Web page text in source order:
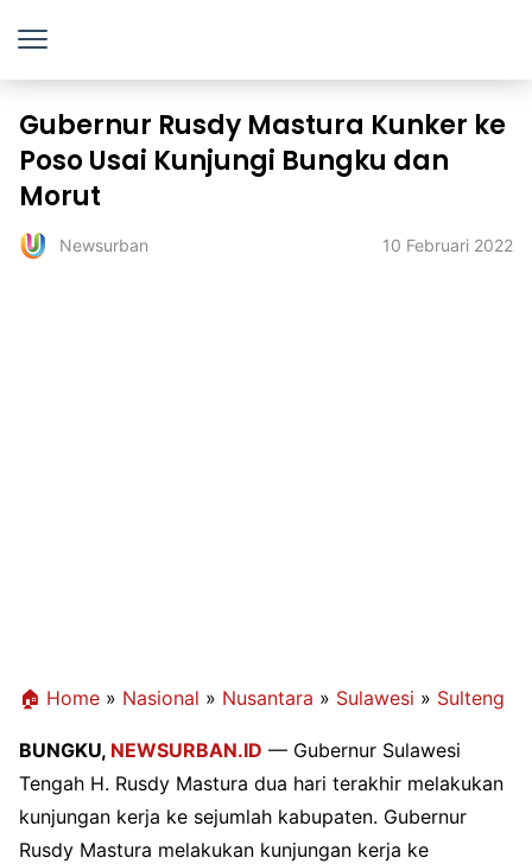
Gubernur Rusdy Mastura Kunker ke
Poso Usai Kunjungi Bungku dan
Morut
Newsurban 10 Februari 2022
🏠 Home » Nasional » Nusantara » Sulawesi » Sulteng
BUNGKU, NEWSURBAN.ID — Gubernur Sulawesi
Tengah H. Rusdy Mastura dua hari terakhir melakukan
kunjungan kerja ke sejumlah kabupaten. Gubernur
Rusdy Mastura melakukan kunjungan kerja ke